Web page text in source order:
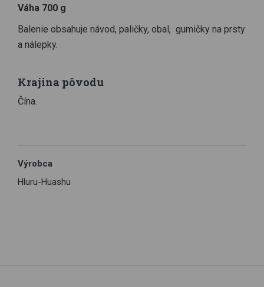
Váha 700 g
Balenie obsahuje návod, paličky, obal, gumičky na prsty
a nálepky.
Krajina pôvodu
Čína.
Výrobca
Hluru-Huashu